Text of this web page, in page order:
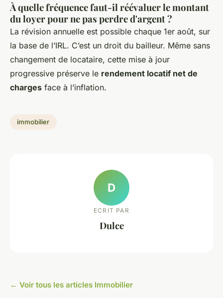
À quelle fréquence faut-il réévaluer le montant
du loyer pour ne pas perdre d'argent ?
La révision annuelle est possible chaque 1er août, sur
la base de l’IRL. C’est un droit du bailleur. Même sans
changement de locataire, cette mise à jour
progressive préserve le rendement locatif net de
charges face à l’inflation.
immobilier
D
ECRIT PAR
Dulce
← Voir tous les articles Immobilier